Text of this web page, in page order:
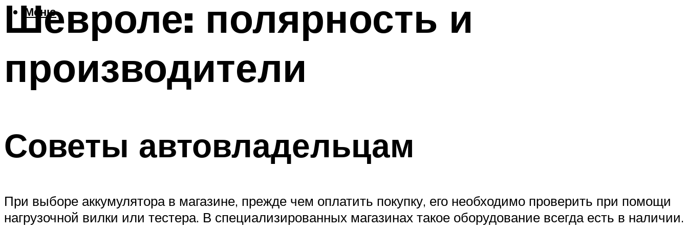
Меню
Шевроле: полярность и
производители
Советы автовладельцам
При выборе аккумулятора в магазине, прежде чем оплатить покупку, его необходимо проверить при помощи
нагрузочной вилки или тестера. В специализированных магазинах такое оборудование всегда есть в наличии.